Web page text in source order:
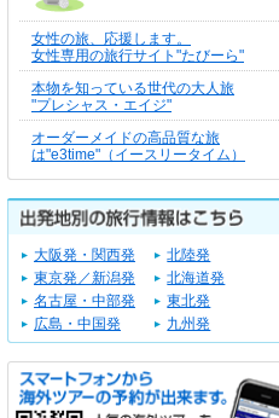
女性の旅、応援します。
女性専用の旅行サイト"たびーら"
本物を知っている世代の大人旅
"プレシャス・エイジ"
オーダーメイドの高品質な旅
は"e3time"（イースリータイム）
大阪発・関西発
北陸発
東京発／新潟発
北海道発
名古屋・中部発
東北発
広島・中国発
九州発